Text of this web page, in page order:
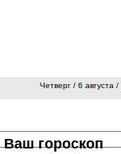
Четверг / 6 августа /
Ваш гороскоп